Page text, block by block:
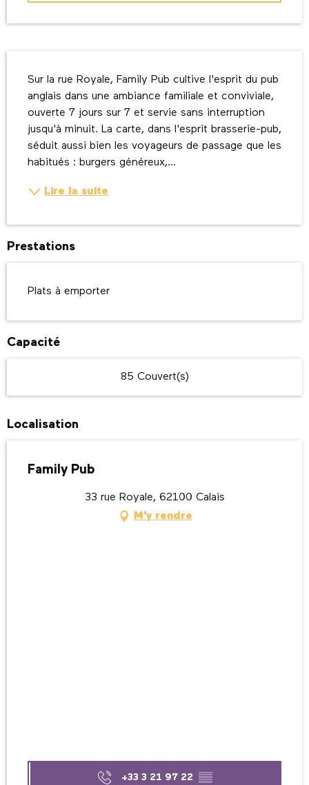
Sur la rue Royale, Family Pub cultive l'esprit du pub
anglais dans une ambiance familiale et conviviale,
ouverte 7 jours sur 7 et servie sans interruption
jusqu'à minuit. La carte, dans l'esprit brasserie-pub,
séduit aussi bien les voyageurs de passage que les
habitués : burgers généreux,...
Lire la suite
Prestations
Plats à emporter
Capacité
85 Couvert(s)
Localisation
Family Pub
33 rue Royale, 62100 Calais
M'y rendre
+33 3 21 97 22 ▒▒